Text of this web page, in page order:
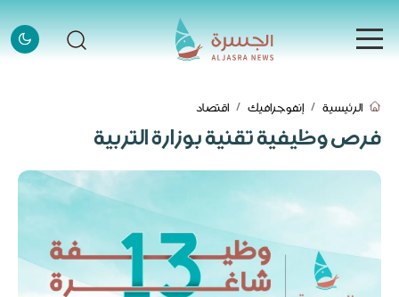
الرئيسية
الأخبار
الأخبار
إنفوجرافيك
قصص
فيديو
الرئيسية إنفوجرافيك اقتصاد
فرص وظيفية تقنية بوزارة التربية